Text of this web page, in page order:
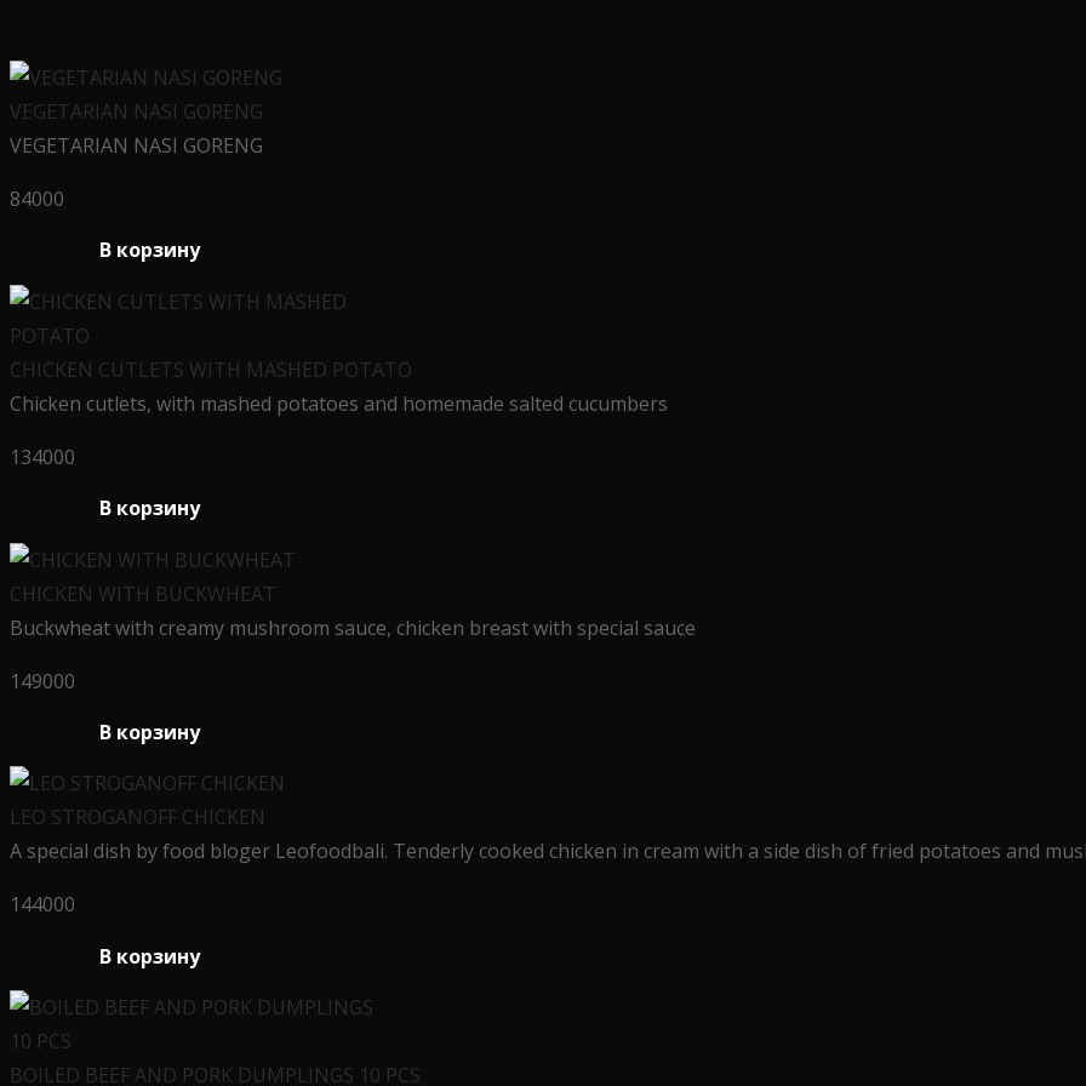
VEGETARIAN NASI GORENG
VEGETARIAN NASI GORENG
84000
В корзину
CHICKEN CUTLETS WITH MASHED POTATO
Chicken cutlets, with mashed potatoes and homemade salted cucumbers
134000
В корзину
CHICKEN WITH BUCKWHEAT
Buckwheat with creamy mushroom sauce, chicken breast with special sauce
149000
В корзину
LEO STROGANOFF CHICKEN
A special dish by food bloger Leofoodbali. Tenderly cooked chicken in cream with a side dish of fried potatoes and
144000
В корзину
BOILED BEEF AND PORK DUMPLINGS 10 PCS